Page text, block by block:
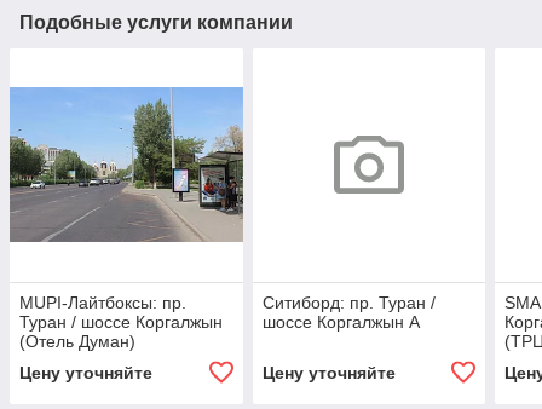
Подобные услуги компании
МUPI-Лайтбоксы: пр.
Туран / шоссе Коргалжын
(Отель Думан)
Цену уточняйте
Ситиборд: пр. Туран /
шоссе Коргалжын А
Цену уточняйте